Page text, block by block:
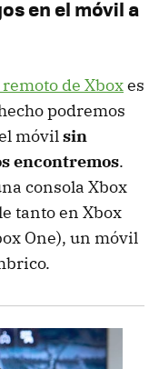
en el móvil a
de Xboxes
podremos
móvilsin
encontremos.
consola Xbox
tanto en Xbox
One), un móvil